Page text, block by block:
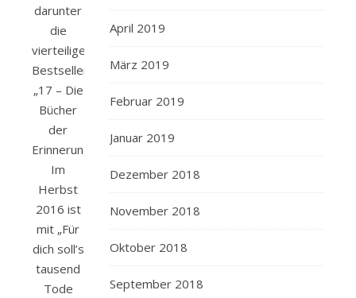
darunter
die
vierteilige
Bestsellerreihe
„17 – Die
Bücher
der
Erinnerung“.
Im
Herbst
2016 ist
mit „Für
dich soll’s
tausend
Tode
April 2019
März 2019
Februar 2019
Januar 2019
Dezember 2018
November 2018
Oktober 2018
September 2018